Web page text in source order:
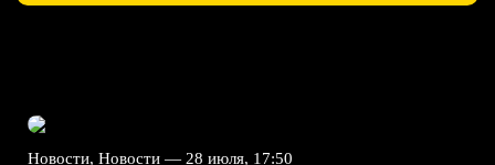
Новости, Новости — 28 июля, 17:50